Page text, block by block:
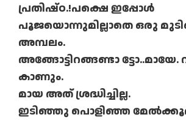
പ്രതിഷ്ഠ.!പക്ഷെ ഇപ്പോൾ
പൂജയൊന്നുമില്ലാതെ ഒരു
അമ്പലം.
അങ്ങോട്ടിറങ്ങണ്ടാ ട്ടോ..മായേ.
കാണും.
മായ അത് ശ്രദ്ധിച്ചില്ല.
ഇടിഞ്ഞു പൊളിഞ്ഞ